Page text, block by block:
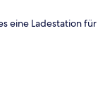
eine Ladestation für